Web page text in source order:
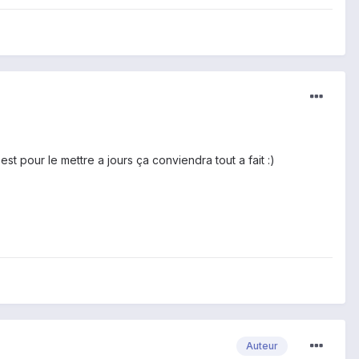
pour le mettre a jours ça conviendra tout a fait :)
Auteur